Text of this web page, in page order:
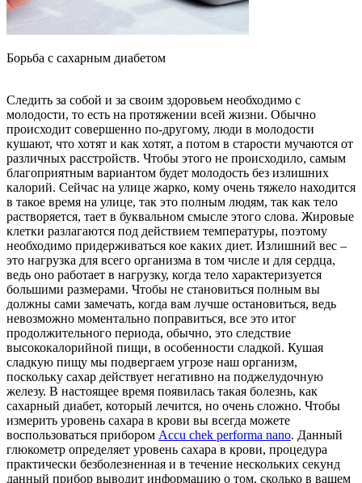
Борьба с сахарным диабетом
Следить за собой и за своим здоровьем необходимо с
молодости, то есть на протяжении всей жизни. Обычно
происходит совершенно по-другому, люди в молодости
кушают, что хотят и как хотят, а потом в старости мучаются от
различных расстройств. Чтобы этого не происходило, самым
благоприятным вариантом будет молодость без излишних
калорий. Сейчас на улице жарко, кому очень тяжело находится
в такое время на улице, так это полным людям, так как тело
растворяется, тает в буквальном смысле этого слова. Жировые
клетки разлагаются под действием температуры, поэтому
необходимо придерживаться кое каких диет. Излишний вес –
это нагрузка для всего организма в том числе и для сердца,
ведь оно работает в нагрузку, когда тело характеризуется
большими размерами. Чтобы не становиться полным вы
должны сами замечать, когда вам лучше остановиться, ведь
невозможно моментально поправиться, все это итог
продолжительного периода, обычно, это следствие
высококалорийной пищи, в особенности сладкой. Кушая
сладкую пищу мы подвергаем угрозе наш организм,
поскольку сахар действует негативно на поджелудочную
железу. В настоящее время появилась такая болезнь, как
сахарный диабет, который лечится, но очень сложно. Чтобы
измерить уровень сахара в крови вы всегда можете
воспользоваться прибором Accu chek performa nano. Данный
глюкометр определяет уровень сахара в крови, процедура
практически безболезненная и в течение нескольких секунд
данный прибор выводит информацию о том, сколько в вашем